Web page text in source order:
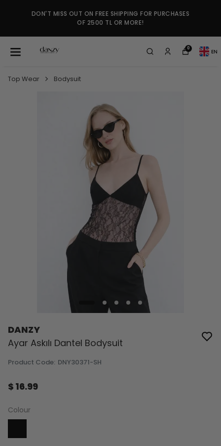
DON'T MISS OUT ON FREE SHIPPING FOR PURCHASES
OF 2500 TL OR MORE!
0 EN
Top Wear Bodysuit
DANZY
Ayar Askılı Dantel Bodysuit
Product Code: DNY30371-SH
$ 16.99
Colour